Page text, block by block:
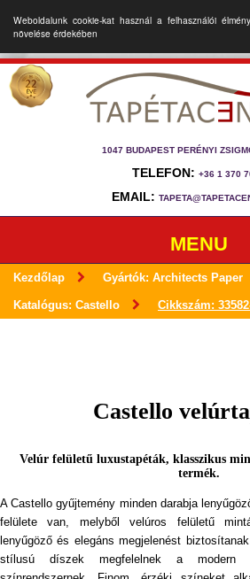
Weboldalunk cookie-kat használ a felhasználói élmény
növelése érdekében
1047 BUDAPEST PERÉNYI
TELEFON: +36 1 370
EMAIL:
MENU
Kezdőlap Gyártók: Architects Paper
Katalógus: Castello Cikkszám:
Castello
Velúr felületű luxustapéták, klasszikus
termék.
A Castello gyűjtemény minden darabja
felülete van, melyből velúros felületű
lenyűgöző és elegáns megjelenést
stílusú díszek megfelelnek a modern